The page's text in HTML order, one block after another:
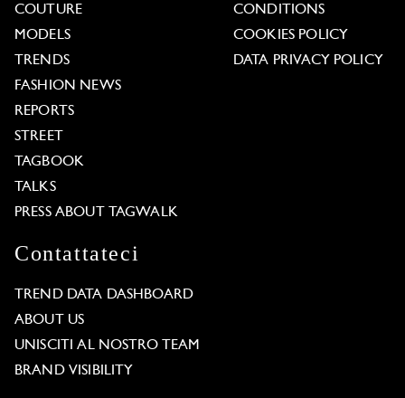
COUTURE
MODELS
TRENDS
FASHION NEWS
REPORTS
STREET
TAGBOOK
TALKS
PRESS ABOUT TAGWALK
CONDITIONS
COOKIES POLICY
DATA PRIVACY POLICY
Contattateci
TREND DATA DASHBOARD
ABOUT US
UNISCITI AL NOSTRO TEAM
BRAND VISIBILITY